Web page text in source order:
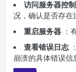
访问服务器控
况，确认是否存在
重启服务器 ：
查看错误日志
崩溃的具体错误信